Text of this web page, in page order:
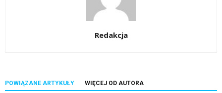
Redakcja
POWIĄZANE ARTYKUŁY WIĘCEJ OD AUTORA